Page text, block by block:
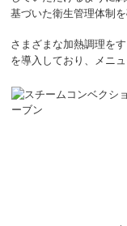
基づいた衛生管理体制を
さまざまな加熱調理を
を導入しており、メニ